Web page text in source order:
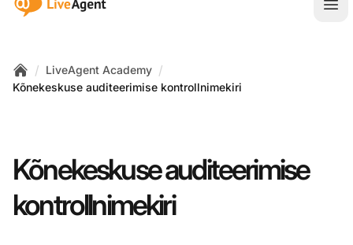
Home
/ LiveAgent Academy /
Kõnekeskuse auditeerimise kontrollnimekiri
Kõnekeskuse auditeerimise
kontrollnimekiri